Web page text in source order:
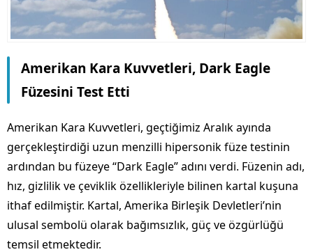
Amerikan Kara Kuvvetleri, Dark Eagle
Füzesini Test Etti
Amerikan Kara Kuvvetleri, geçtiğimiz Aralık ayında
gerçekleştirdiği uzun menzilli hipersonik füze testinin
ardından bu füzeye “Dark Eagle” adını verdi. Füzenin adı,
hız, gizlilik ve çeviklik özellikleriyle bilinen kartal kuşuna
ithaf edilmiştir. Kartal, Amerika Birleşik Devletleri’nin
ulusal sembolü olarak bağımsızlık, güç ve özgürlüğü
temsil etmektedir.